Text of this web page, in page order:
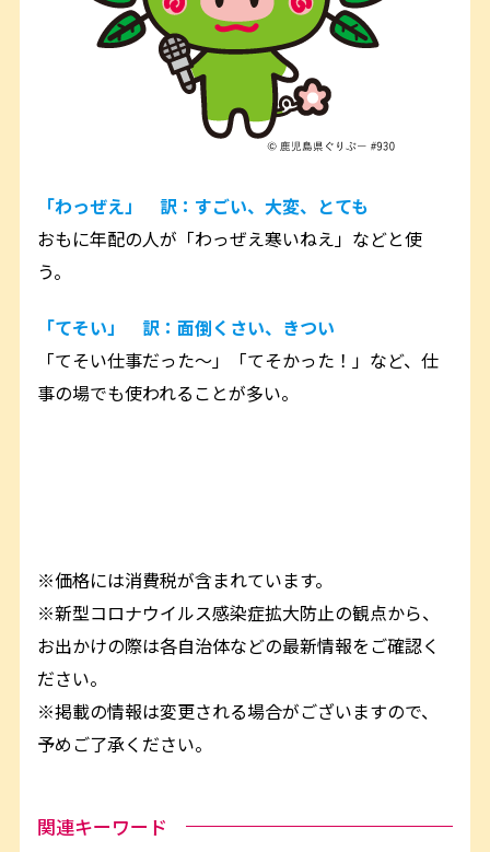
「わっぜえ」 訳：すごい、大変、とても
おもに年配の人が「わっぜえ寒いねえ」などと使
う。
「てそい」 訳：面倒くさい、きつい
「てそい仕事だった～」「てそかった！」など、仕
事の場でも使われることが多い。
※価格には消費税が含まれています。
※新型コロナウイルス感染症拡大防止の観点から、
お出かけの際は各自治体などの最新情報をご確認く
ださい。
※掲載の情報は変更される場合がございますので、
予めご了承ください。
関連キーワード